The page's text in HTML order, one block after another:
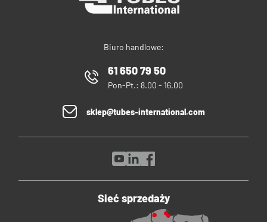
Biuro handlowe:
61 650 79 50
Pon-Pt.: 8.00 - 16.00
sklep@tubes-international.com
Sieć sprzedaży